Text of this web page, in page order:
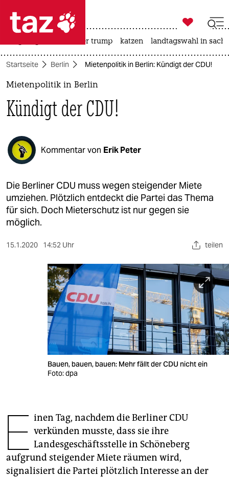
 taz zahl ich
taz zahl ich
themen
politik
öko
gesellschaft
kultur
sport
berlin
wahrheit
veranstaltungen
fragen & hilfe
genossenschaft
epaper login

taz zahl ich
usa unter trump katzen landtagswahl in
Startseite Berlin Mietenpolitik in Berlin: Kündigt der CDU!
Mietenpolitik in Berlin
Kündigt der CDU!
Kommentar von Erik Peter
Die Berliner CDU muss wegen steigender Miete
umziehen. Plötzlich entdeckt die Partei das Thema
für sich. Doch Mieterschutz ist nur gegen sie
möglich.
15.1.2020 14:52 Uhr teilen
Bauen, bauen, bauen: Mehr fällt der CDU nicht ein
Foto: dpa
E inen Tag, nachdem die Berliner CDU
verkünden musste, dass sie ihre
Landesgeschäftsstelle in Schöneberg
aufgrund steigender Miete räumen wird,
signalisiert die Partei plötzlich Interesse an der